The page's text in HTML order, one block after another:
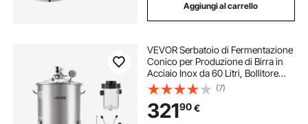
Aggiungi al carrello
VEVOR Serbatoio di Fermentazione
Conico per Produzione di Birra in
Acciaio Inox da 60 Litri, Bollitore
con Fondo Conico 3 Ruote, Botte di
Fermentazione per Vino e Birra
(7)
32190€